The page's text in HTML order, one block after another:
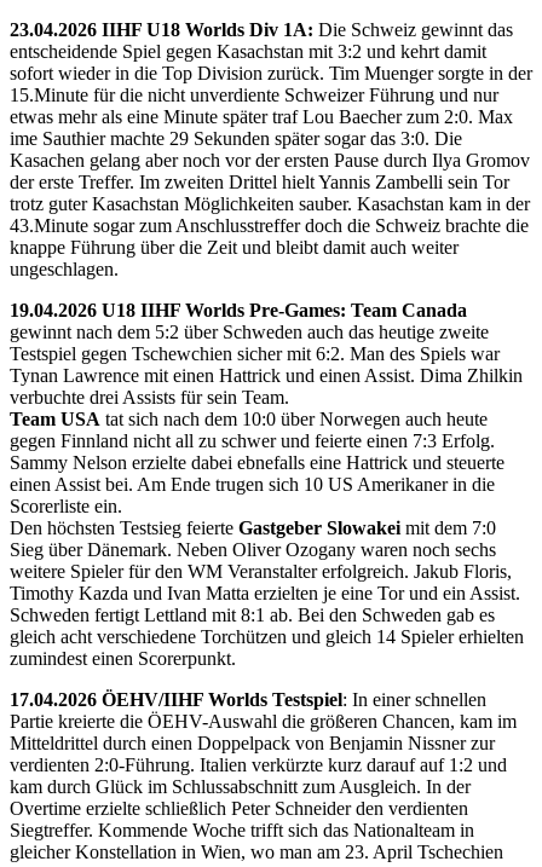
23.04.2026 IIHF U18 Worlds Div 1A: Die Schweiz gewinnt das
entscheidende Spiel gegen Kasachstan mit 3:2 und kehrt damit
sofort wieder in die Top Division zurück. Tim Muenger sorgte in der
15.Minute für die nicht unverdiente Schweizer Führung und nur
etwas mehr als eine Minute später traf Lou Baecher zum 2:0. Max
ime Sauthier machte 29 Sekunden später sogar das 3:0. Die
Kasachen gelang aber noch vor der ersten Pause durch Ilya Gromov
der erste Treffer. Im zweiten Drittel hielt Yannis Zambelli sein Tor
trotz guter Kasachstan Möglichkeiten sauber. Kasachstan kam in der
43.Minute sogar zum Anschlusstreffer doch die Schweiz brachte die
knappe Führung über die Zeit und bleibt damit auch weiter
ungeschlagen.
19.04.2026 U18 IIHF Worlds Pre-Games: Team Canada
gewinnt nach dem 5:2 über Schweden auch das heutige zweite
Testspiel gegen Tschewchien sicher mit 6:2. Man des Spiels war
Tynan Lawrence mit einen Hattrick und einen Assist. Dima Zhilkin
verbuchte drei Assists für sein Team.
Team USA tat sich nach dem 10:0 über Norwegen auch heute
gegen Finnland nicht all zu schwer und feierte einen 7:3 Erfolg.
Sammy Nelson erzielte dabei ebnefalls eine Hattrick und steuerte
einen Assist bei. Am Ende trugen sich 10 US Amerikaner in die
Scorerliste ein.
Den höchsten Testsieg feierte Gastgeber Slowakei mit dem 7:0
Sieg über Dänemark. Neben Oliver Ozogany waren noch sechs
weitere Spieler für den WM Veranstalter erfolgreich. Jakub Floris,
Timothy Kazda und Ivan Matta erzielten je eine Tor und ein Assist.
Schweden fertigt Lettland mit 8:1 ab. Bei den Schweden gab es
gleich acht verschiedene Torchützen und gleich 14 Spieler erhielten
zumindest einen Scorerpunkt.
17.04.2026 ÖEHV/IIHF Worlds Testspiel: In einer schnellen
Partie kreierte die ÖEHV-Auswahl die größeren Chancen, kam im
Mitteldrittel durch einen Doppelpack von Benjamin Nissner zur
verdienten 2:0-Führung. Italien verkürzte kurz darauf auf 1:2 und
kam durch Glück im Schlussabschnitt zum Ausgleich. In der
Overtime erzielte schließlich Peter Schneider den verdienten
Siegtreffer. Kommende Woche trifft sich das Nationalteam in
gleicher Konstellation in Wien, wo man am 23. April Tschechien